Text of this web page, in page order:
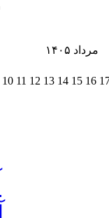
مرداد ۱۴۰۵
10 11 12 13 14 15 16